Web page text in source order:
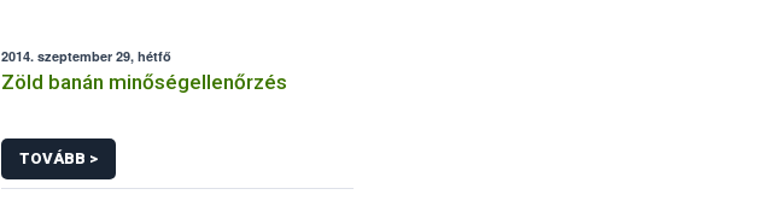
2014. szeptember 29, hétfő
Zöld banán minőségellenőrzés
TOVÁBB >